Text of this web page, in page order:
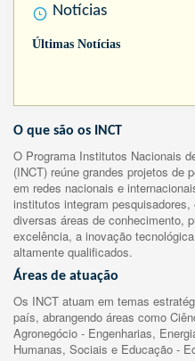
Notícias
Últimas Notícias
O que são os INCT
O Programa Institutos Nacionais
(INCT) reúne grandes projetos de
em redes nacionais e
institutos integram
diversas áreas de conhecimento,
excelência, a inovação
altamente qualificados.
Áreas de atuação
Os INCT atuam em temas
país, abrangendo áreas como
Agronegócio - Engenharias,
Humanas, Sociais e Educação -